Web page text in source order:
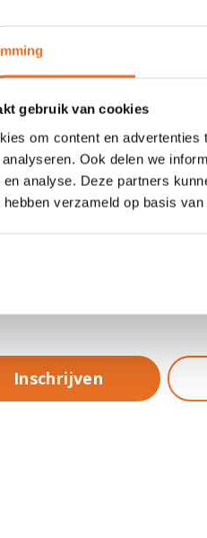
gebruik van cookies
om content en
Ook delen we
analyse. Deze partners
verzameld op basis
& resultaat
& locaties
Inschrijven